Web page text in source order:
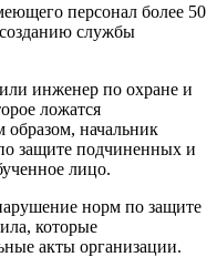
персонал более 50
созданию службы
инженер по охране и
ложатся
образом, начальник
защите подчиненных и
лицо.
норм по защите
которые
акты организации.